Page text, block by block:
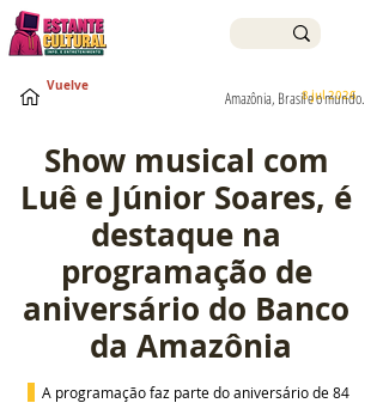
8 jul 2026
Amazônia, Brasil e o mundo.
Vuelve
Show musical com
Luê e Júnior Soares, é
destaque na
programação de
aniversário do Banco
da Amazônia
A programação faz parte do aniversário de 84